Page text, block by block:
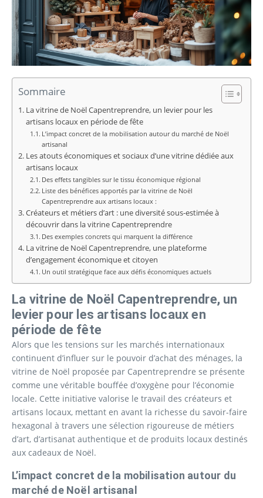
Sommaire
La vitrine de Noël Capentreprendre, un levier pour les
artisans locaux en période de fête
L’impact concret de la mobilisation autour du marché de Noël
artisanal
Les atouts économiques et sociaux d’une vitrine dédiée aux
artisans locaux
Des effets tangibles sur le tissu économique régional
Liste des bénéfices apportés par la vitrine de Noël
Capentreprendre aux artisans locaux :
Créateurs et métiers d’art : une diversité sous-estimée à
découvrir dans la vitrine Capentreprendre
Des exemples concrets qui marquent la différence
La vitrine de Noël Capentreprendre, une plateforme
d’engagement économique et citoyen
Un outil stratégique face aux défis économiques actuels
La vitrine de Noël Capentreprendre, un
levier pour les artisans locaux en
période de fête
Alors que les tensions sur les marchés internationaux
continuent d’influer sur le pouvoir d’achat des ménages, la
vitrine de Noël proposée par Capentreprendre se présente
comme une véritable bouffée d’oxygène pour l’économie
locale. Cette initiative valorise le travail des créateurs et
artisans locaux, mettant en avant la richesse du savoir-faire
hexagonal à travers une sélection rigoureuse de métiers
d’art, d’artisanat authentique et de produits locaux destinés
aux cadeaux de Noël.
L’impact concret de la mobilisation autour du
marché de Noël artisanal